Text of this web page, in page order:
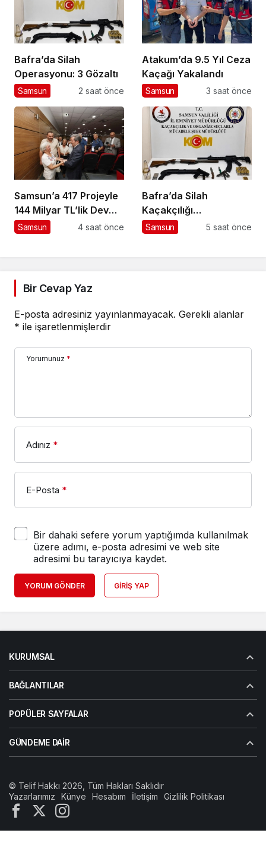
Bafra’da Silah
Operasyonu: 3 Gözaltı
Samsun 2 saat önce
Atakum’da 9.5 Yıl Ceza
Kaçağı Yakalandı
Samsun 3 saat önce
Samsun’a 417 Projeyle
144 Milyar TL’lik Dev
Yatırım
Samsun 4 saat önce
Bafra’da Silah
Kaçakçılığı
Operasyonu: 3 Gözaltı
Samsun 5 saat önce
Bir Cevap Yaz
E-posta adresiniz yayınlanmayacak. Gerekli alanlar
* ile işaretlenmişlerdir
Yorumunuz *
Adınız *
E-Posta *
Bir dahaki sefere yorum yaptığımda kullanılmak
üzere adımı, e-posta adresimi ve web site
adresimi bu tarayıcıya kaydet.
YORUM GÖNDER GIRIŞ YAP
KURUMSAL
BAĞLANTILAR
POPÜLER SAYFALAR
GÜNDEME DAIR
© Telif Hakkı 2026, Tüm Hakları Saklıdır
Yazarlarımız
Künye Hesabım İletişim Gizlilik Politikası